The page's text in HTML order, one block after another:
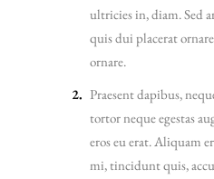
ultricies in, diam. Sed
quis dui placerat
ornare.
Praesent dapibus,
tortor neque egestas
eros eu erat. Aliquam
mi, tincidunt quis,